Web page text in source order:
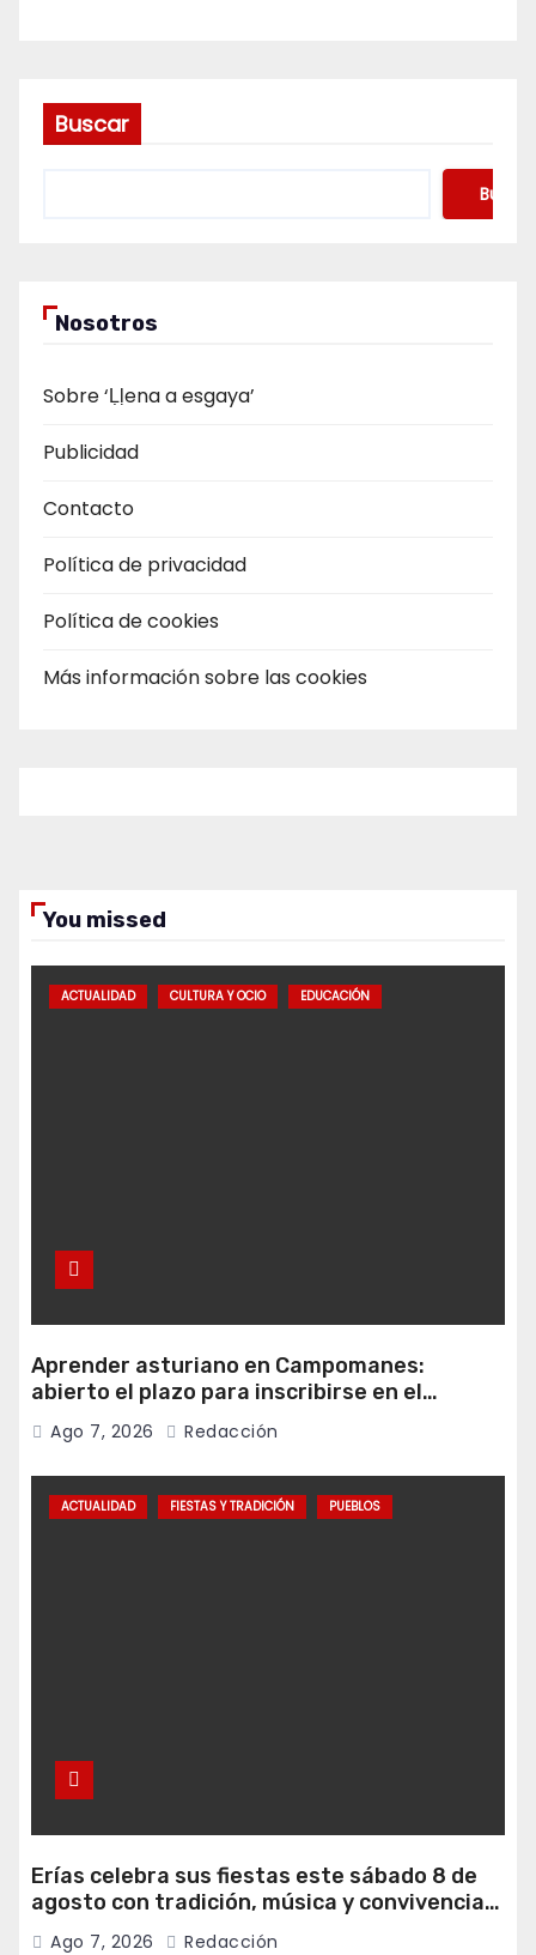
Buscar
Buscar
Nosotros
Sobre ‘Ḷḷena a esgaya’
Publicidad
Contacto
Política de privacidad
Política de cookies
Más información sobre las cookies
You missed
ACTUALIDAD CULTURA Y OCIO EDUCACIÓN
Aprender asturiano en Campomanes:
abierto el plazo para inscribirse en el
programa Falamos
Ago 7, 2026 Redacción
ACTUALIDAD FIESTAS Y TRADICIÓN PUEBLOS
Erías celebra sus fiestas este sábado 8 de
agosto con tradición, música y convivencia
vecinal
Ago 7, 2026 Redacción